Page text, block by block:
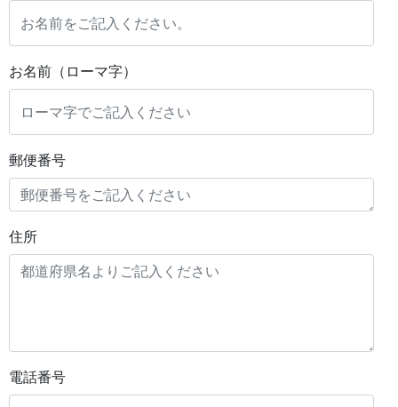
お名前（ローマ字）
郵便番号
住所
電話番号